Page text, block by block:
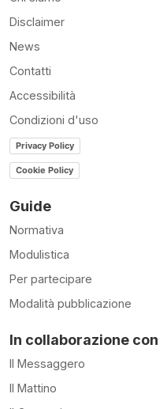
Disclaimer
News
Contatti
Accessibilità
Condizioni d'uso
Privacy Policy
Cookie Policy
Guide
Normativa
Modulistica
Per partecipare
Modalità pubblicazione
In collaborazione con
Il Messaggero
Il Mattino